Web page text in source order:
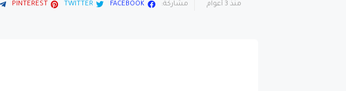
منذ 3 أعوام مشاركة: FACEBOOK
TWITTER
PINTEREST